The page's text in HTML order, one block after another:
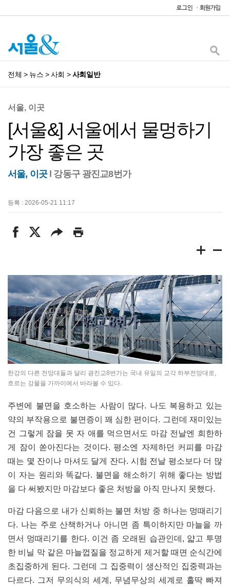
전체 > 뉴스 >사회 >사회일반
서울, 이곳
[서울&] 서울에서 물멍하기
가장 좋은 곳
서울, 이곳l 강동구 광진교8번가
등록 : 2026-05-21 11:17
한강의 다른 전망대들과 달리 광진교8번가는 국내 유일의 교각 하부전망대로,
흐르는 강물을 가까이에서 바라볼 수 있다.
주변에 불면을 호소하는 사람이 많다. 나도 복용하고 있는
약의 부작용으로 불면증이 꽤 심한 편이다. 그런데 재미있는
건 그렇게 잠을 못 자 애를 먹으면서도 마감 전날엔 희한하
게 잠이 쏟아진다는 것이다. 평소엔 자제하던 커피를 마감
때는 몇 잔이나 마셔도 달게 잔다. 시험 전날 평소보다 더 많
이 자는 원리와 똑같다. 불면을 해소하기 위해 좋다는 방법
을 다 써봤지만 마감보다 좋은 처방을 아직 만나지 못했다.
마감 다음으로 내가 신뢰하는 불면 처방 중 하나는 멍때리기
다. 나는 주로 산책하거나 아니면 좀 특이하지만 마늘을 까
면서 멍때리기를 한다. 이건 좀 오래된 습관인데, 얇고 투명
한 비닐 막 같은 마늘껍질을 정교하게 제거할 때면 순식간에
초집중하게 된다. 그런데 그 집중력이 생산적인 집중력과는
다르다. 그저 무의식의 세계, 무념무상의 세계로 홀딱 빠져